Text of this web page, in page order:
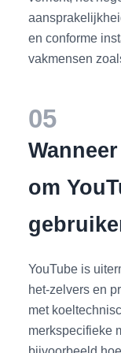
en conforme
vakmensen
05
om
YouTube is
het-zelvers en
met
merkspecifieke